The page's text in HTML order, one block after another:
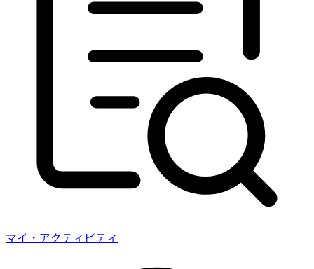
マイ・アクティビティ